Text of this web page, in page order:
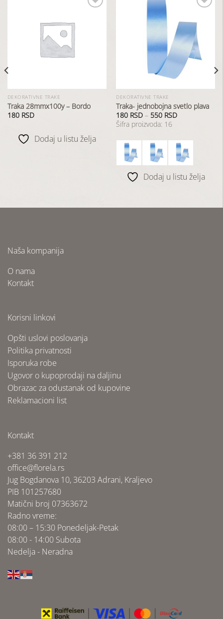
DEKORATIVNE TRAKE
Traka 28mmx100y – Bordo
180 RSD
Dodaj u listu želja
Dodaj
listu
želja
DEKORATIVNE TRAKE
Traka- jednobojna svetlo plava
180 RSD – 550 RSD
Šifra proizvoda: 16
Dodaj u listu želja
Naša kompanija
O nama
Kontakt
Korisni linkovi
Opšti uslovi poslovanja
Politika privatnosti
Isporuka robe
Ugovor o kupoprodaji na daljinu
Obrazac za odustanak od kupovine
Reklamacioni list
Kontakt
+381 36 391 212
office@florela.rs
Jug Bogdanova 10, 36203 Adrani, Kraljevo
PIB 101257680
Matični broj 07363672
Radno vreme:
08:00 – 15:30 Ponedeljak-Petak
08:00 - 14:00 Subota
Nedelja - Neradna